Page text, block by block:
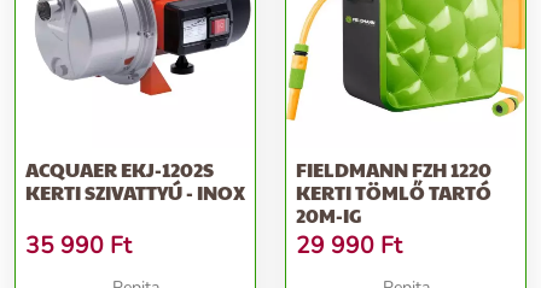
ACQUAER EKJ-1202S
KERTI SZIVATTYÚ - INOX
35 990 Ft
FIELDMANN FZH 1220
KERTI TÖMLŐ TARTÓ
20M-IG
29 990 Ft